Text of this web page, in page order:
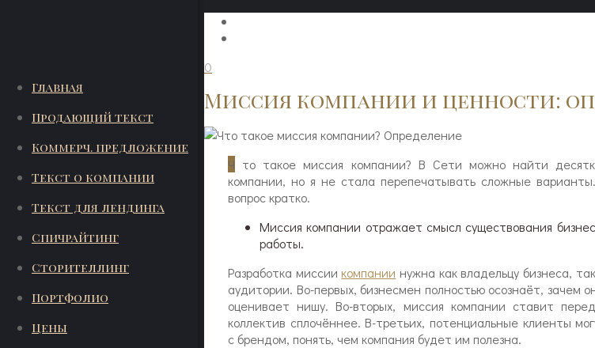
Главная
Продающий текст
Коммерч. предложение
Текст о компании
Текст для лендинга
Спичрайтинг
Сторителлинг
Портфолио
Цены
0
Миссия компании и ценности:
Ч то такое миссия компании? В Сети можно найти
компании, но я не стала перепечатывать сложные
вопрос кратко.
Миссия компании отражает смысл существования
работы.
Разработка миссиикомпании нужна как владельцу бизнеса,
аудитории. Во-первых, бизнесмен полностью осознаёт, зачем
оценивает нишу. Во-вторых, миссия компании ставит
коллектив сплочённее. В-третьих, потенциальные клиенты
с брендом, понять, чем компания будет им полезна.